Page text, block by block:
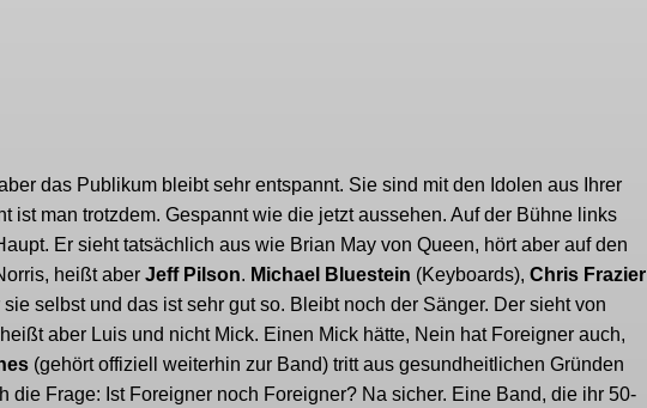
das Publikum bleibt sehr entspannt. Sie sind mit den Idolen aus Ihrer
ist man trotzdem. Gespannt wie die jetzt aussehen. Auf der Bühne links
Er sieht tatsächlich aus wie Brian May von Queen, hört aber auf den
heißt aber Jeff Pilson. Michael Bluestein (Keyboards), Chris Frazier
selbst und das ist sehr gut so. Bleibt noch der Sänger. Der sieht von
aber Luis und nicht Mick. Einen Mick hätte, Nein hat Foreigner auch,
(gehört offiziell weiterhin zur Band) tritt aus gesundheitlichen Gründen
Frage: Ist Foreigner noch Foreigner? Na sicher. Eine Band, die ihr 50-